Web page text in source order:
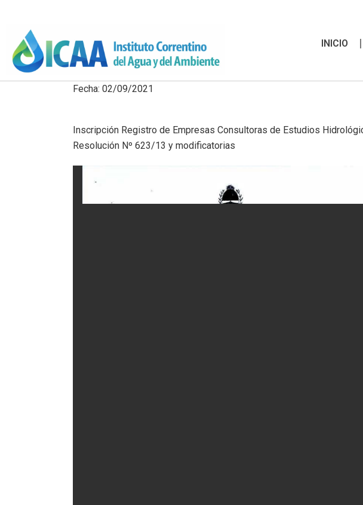
INICIO
Fecha: 02/09/2021
Inscripción Registro de Empresas Consultoras de Estudios
Resolución Nº 623/13 y modificatorias